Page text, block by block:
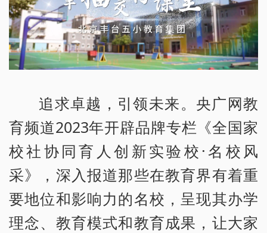
追求卓越，引领未来。央广网教
育频道2023年开辟品牌专栏《全国家
校社协同育人创新实验校·名校风
采》，深入报道那些在教育界有着重
要地位和影响力的名校，呈现其办学
理念、教育模式和教育成果，让大家